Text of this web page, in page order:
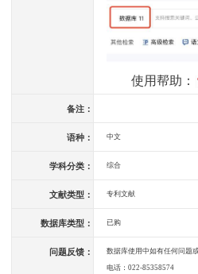
使用帮助：
备注：
语种： 中文
学科分类： 综合
文献类型： 专利文献
数据库类型： 已购
问题反馈： 数据库使用中如有任何问题
电话：022-85358574